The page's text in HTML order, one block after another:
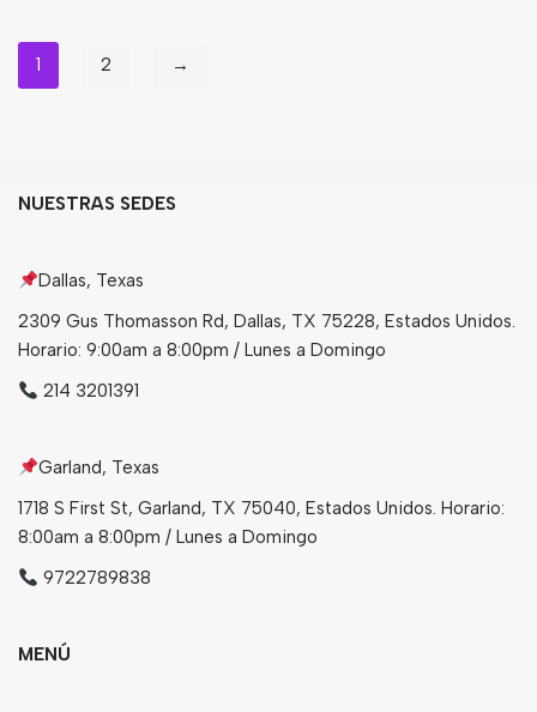
1 2 →
NUESTRAS SEDES
Dallas, Texas
2309 Gus Thomasson Rd, Dallas, TX 75228, Estados Unidos.
Horario: 9:00am a 8:00pm / Lunes a Domingo
214 3201391
Garland, Texas
1718 S First St, Garland, TX 75040, Estados Unidos. Horario:
8:00am a 8:00pm / Lunes a Domingo
9722789838
MENÚ